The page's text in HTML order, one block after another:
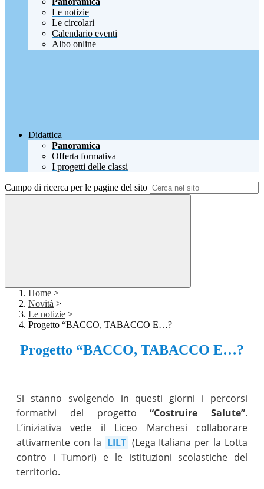
Le notizie
Le circolari
Calendario eventi
Albo online
Didattica
Panoramica
Offerta formativa
I progetti delle classi
Campo di ricerca per le pagine del sito
Home >
Novità >
Le notizie >
Progetto “BACCO, TABACCO E…?
Progetto “BACCO, TABACCO E…?
Si stanno svolgendo in questi giorni i percorsi
formativi del progetto“Costruire Salute”.
L’iniziativa vede il Liceo Marchesi collaborare
attivamente con la LILT (Lega Italiana per la Lotta
contro i Tumori) e le istituzioni scolastiche del
territorio.